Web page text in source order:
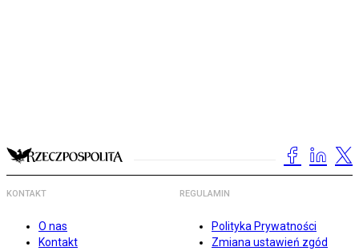
KONTAKT
O nas
Kontakt
REGULAMIN
Polityka Prywatności
Zmiana ustawień zgód